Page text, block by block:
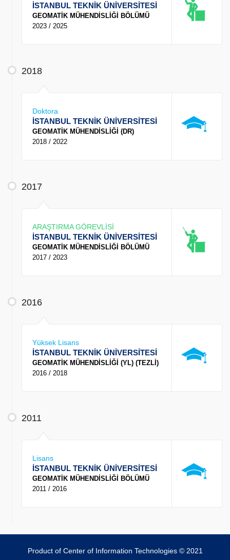
İSTANBUL TEKNİK ÜNİVERSİTESİ
GEOMATİK MÜHENDİSLİĞİ BÖLÜMÜ
2023 / 2025
2018
Doktora
İSTANBUL TEKNİK ÜNİVERSİTESİ
GEOMATİK MÜHENDİSLİĞİ (DR)
2018 / 2022
2017
ARAŞTIRMA GÖREVLİSİ
İSTANBUL TEKNİK ÜNİVERSİTESİ
GEOMATİK MÜHENDİSLİĞİ BÖLÜMÜ
2017 / 2023
2016
Yüksek Lisans
İSTANBUL TEKNİK ÜNİVERSİTESİ
GEOMATİK MÜHENDİSLİĞİ (YL) (TEZLİ)
2016 / 2018
2011
Lisans
İSTANBUL TEKNİK ÜNİVERSİTESİ
GEOMATİK MÜHENDİSLİĞİ BÖLÜMÜ
2011 / 2016
Product of Center of Information Technologies © 2021